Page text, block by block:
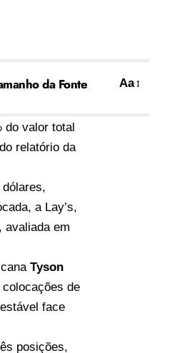
da Fonte Aa
do valor total
relatório da
a Lay’s,
avaliada em
Tyson
de
face
posições,